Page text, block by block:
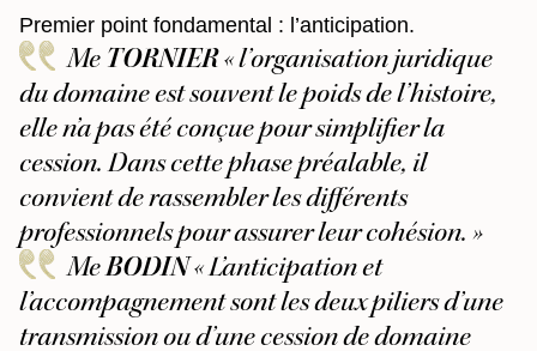
Premier point fondamental : l’anticipation.
Me TORNIER« l’organisation juridique
du domaine est souvent le poids de l’histoire,
elle n’a pas été conçue pour simplifier la
cession. Dans cette phase préalable, il
convient de rassembler les différents
professionnels pour assurer leur cohésion. »
MeBODIN« L’anticipation et
l’accompagnement sont les deux piliers d’une
transmission ou d’une cession de domaine